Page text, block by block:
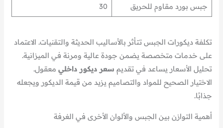
جبس بورد مقاوم للحريق 30
تكلفة ديكورات الجبس تتأثر بالأساليب الحديثة والتقنيات. الاعتماد
على خدمات متخصصة يضمن جودة عالية ومرنة في الميزانية.
تحليل الأسعار يساعد في تقديم سعر ديكور داخلي معقول.
الاختيار الصحيح للمواد والتصاميم يزيد من قيمة الديكور ويجعله
جذابًا.
أهمية التوازن بين الجبس والألوان الأخرى في الغرفة